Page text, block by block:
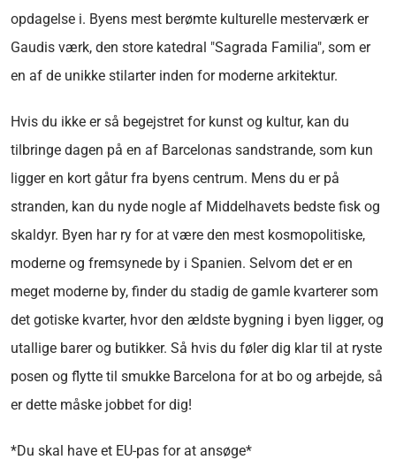
opdagelse i. Byens mest berømte kulturelle mesterværk er
Gaudis værk, den store katedral "Sagrada Familia", som er
en af de unikke stilarter inden for moderne arkitektur.
Hvis du ikke er så begejstret for kunst og kultur, kan du
tilbringe dagen på en af Barcelonas sandstrande, som kun
ligger en kort gåtur fra byens centrum. Mens du er på
stranden, kan du nyde nogle af Middelhavets bedste fisk og
skaldyr. Byen har ry for at være den mest kosmopolitiske,
moderne og fremsynede by i Spanien. Selvom det er en
meget moderne by, finder du stadig de gamle kvarterer som
det gotiske kvarter, hvor den ældste bygning i byen ligger, og
utallige barer og butikker. Så hvis du føler dig klar til at ryste
posen og flytte til smukke Barcelona for at bo og arbejde, så
er dette måske jobbet for dig!
*Du skal have et EU-pas for at ansøge*